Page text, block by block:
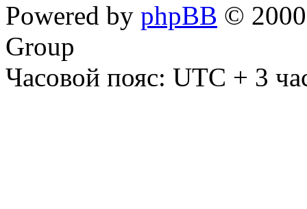
Powered by phpBB ©
Group
Часовой пояс: UTC + 3